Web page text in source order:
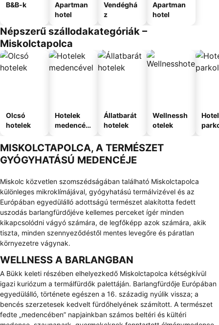
B&B-k
Apartman
hotel
Vendéghá
z
Apartman
hotel
Népszerű szállodakategóriák –
Miskolctapolca
Olcsó
hotelek
Hotelek
medencév
Állatbarát
hotelek
Wellnessh
otelek
MISKOLCTAPOLCA, A TERMÉSZET
GYÓGYHATÁSÚ MEDENCÉJE
Miskolc közvetlen szomszédságában található Miskolctapolca
különleges mikroklímájával, gyógyhatású termálvizével és az
Európában egyedülálló adottságú természet alakította fedett
uszodás barlangfürdőjéve kellemes perceket ígér minden
kikapcsolódni vágyó számára, de legfőképp azok számára, akik
tiszta, minden szennyeződéstől mentes levegőre és páratlan
környezetre vágynak.
WELLNESS A BARLANGBAN
A Bükk keleti részében elhelyezkedő Miskolctapolca kétségkívül
igazi kuriózum a termálfürdők palettáján. Barlangfürdője Európában
egyedülálló, története egészen a 16. századig nyúlik vissza; a
bencés szerzetesek kedvelt fürdőhelyének számított. A természet
fedte „medencében” napjainkban számos beltéri és kültéri